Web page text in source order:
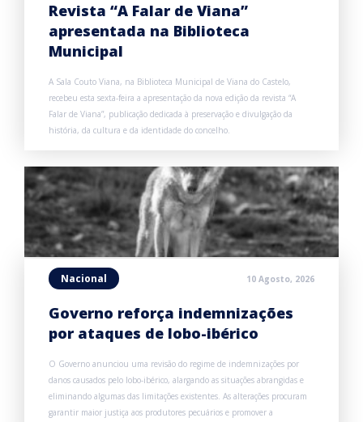
Revista “A Falar de Viana”
apresentada na Biblioteca
Municipal
A Sala Couto Viana, na Biblioteca Municipal de Viana do Castelo,
recebeu esta sexta-feira a apresentação da nova edição da revista “A
Falar de Viana”, publicação dedicada à preservação e divulgação da
história, da cultura e da identidade do concelho.
Nacional 10 Agosto, 2026
Governo reforça indemnizações
por ataques de lobo-ibérico
O Governo anunciou uma revisão do regime de indemnizações por
danos causados pelo lobo-ibérico, alargando as situações abrangidas e
eliminando algumas das limitações existentes. As alterações procuram
garantir maior justiça aos produtores pecuários e promover a